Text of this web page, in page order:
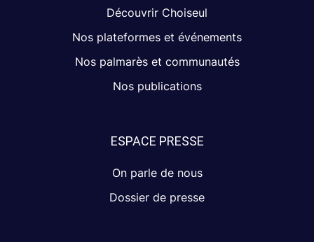
Découvrir Choiseul
Nos plateformes et événements
Nos palmarès et communautés
Nos publications
ESPACE PRESSE
On parle de nous
Dossier de presse